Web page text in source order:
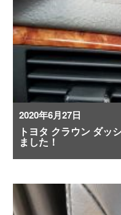
2020年6月27日
トヨタ クラウン ダッ
ました！